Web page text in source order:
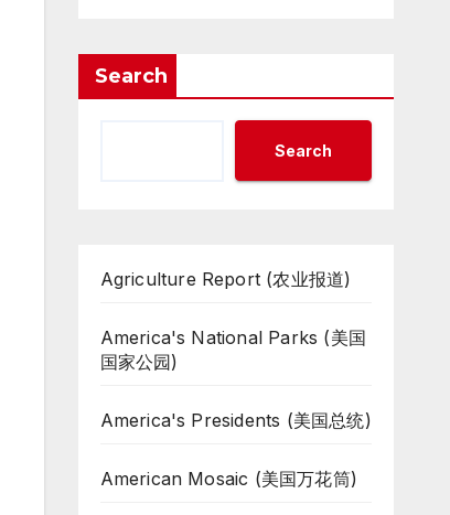
Search
Search
Agriculture Report (农业报道)
America's National Parks (美国
国家公园)
America's Presidents (美国总统)
American Mosaic (美国万花筒)